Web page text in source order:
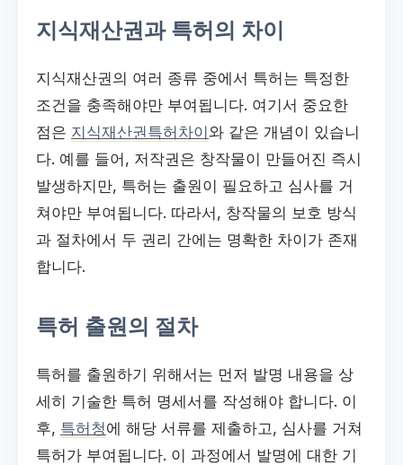
지식재산권과 특허의 차이
지식재산권의 여러 종류 중에서 특허는 특정한
조건을 충족해야만 부여됩니다. 여기서 중요한
점은 지식재산권특허차이 와 같은 개념이 있습니
다. 예를 들어, 저작권은 창작물이 만들어진 즉시
발생하지만, 특허는 출원이 필요하고 심사를 거
쳐야만 부여됩니다. 따라서, 창작물의 보호 방식
과 절차에서 두 권리 간에는 명확한 차이가 존재
합니다.
특허 출원의 절차
특허를 출원하기 위해서는 먼저 발명 내용을 상
세히 기술한 특허 명세서를 작성해야 합니다. 이
후, 특허청에 해당 서류를 제출하고, 심사를 거쳐
특허가 부여됩니다. 이 과정에서 발명에 대한 기